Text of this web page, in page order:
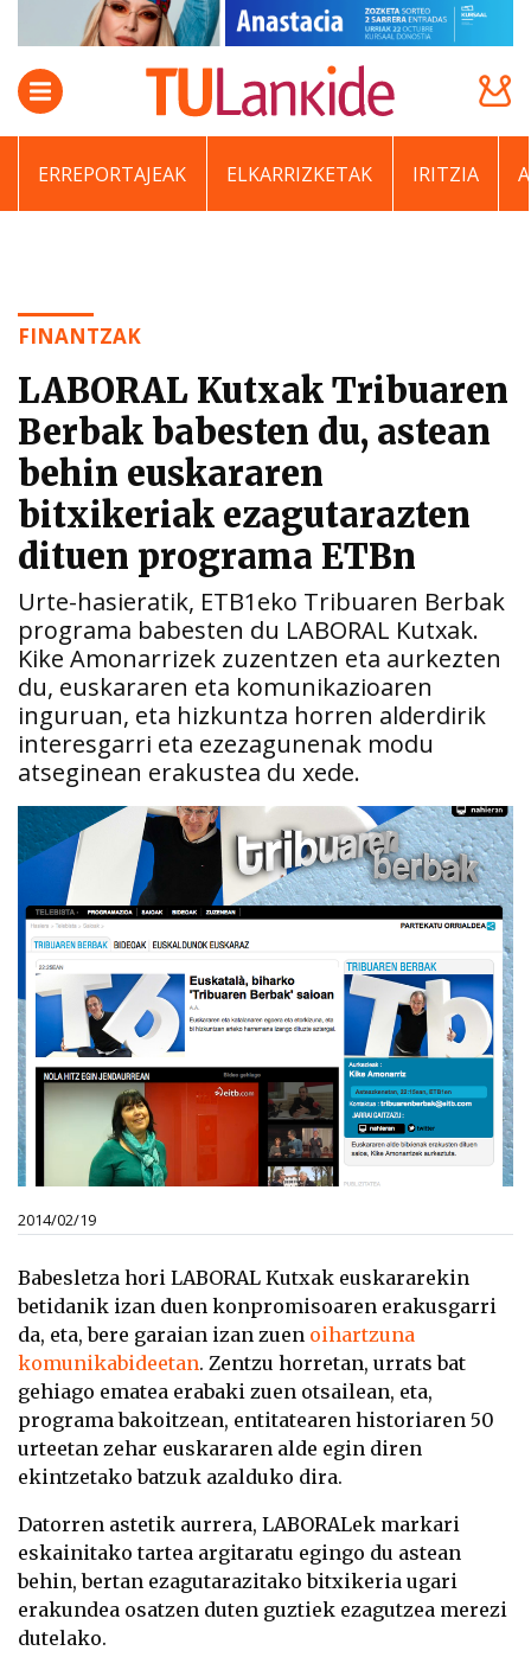
ERREPORTAJEAK ELKARRIZKETAK IRITZIA
FINANTZAK
LABORAL Kutxak Tribuaren
Berbak babesten du, astean
behin euskararen
bitxikeriak ezagutarazten
dituen programa ETBn
Urte-hasieratik, ETB1eko Tribuaren Berbak
programa babesten du LABORAL Kutxak.
Kike Amonarrizek zuzentzen eta aurkezten
du, euskararen eta komunikazioaren
inguruan, eta hizkuntza horren alderdirik
interesgarri eta ezezagunenak modu
atseginean erakustea du xede.
2014/02/19
Babesletza hori LABORAL Kutxak euskararekin
betidanik izan duen konpromisoaren erakusgarri
da, eta, bere garaian izan zuen oihartzuna
komunikabideetan. Zentzu horretan, urrats bat
gehiago ematea erabaki zuen otsailean, eta,
programa bakoitzean, entitatearen historiaren 50
urteetan zehar euskararen alde egin diren
ekintzetako batzuk azalduko dira.
Datorren astetik aurrera, LABORALek markari
eskainitako tartea argitaratu egingo du astean
behin, bertan ezagutarazitako bitxikeria ugari
erakundea osatzen duten guztiek ezagutzea merezi
dutelako.